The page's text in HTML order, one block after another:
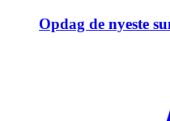
Opdag de nyeste